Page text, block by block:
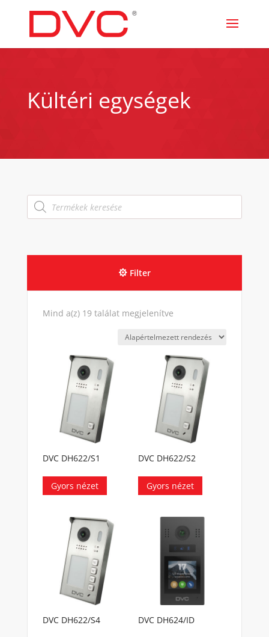
Kültéri egységek
Products
search
Filter
Mind a(z) 19 találat megjelenítve
DVC DH622/S1
Gyors nézet
DVC DH622/S2
Gyors nézet
DVC DH622/S4 DVC DH624/ID